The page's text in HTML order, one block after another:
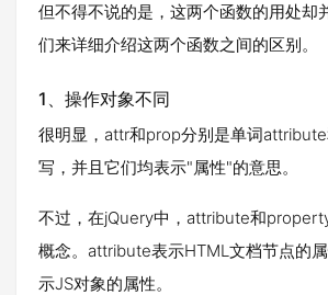
但不得不说的是，这两个函数的用处却
们来详细介绍这两个函数之间的区别。
1、操作对象不同
很明显，attr和prop分别是单词
写，并且它们均表示"属性"的意思。
不过，在jQuery中，attribute和
概念。attribute表示HTML文档节点的
示JS对象的属性。